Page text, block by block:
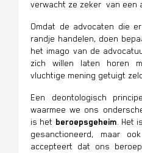
verwacht ze zeker van een
Omdat de advocaten die
randje handelen, doen
het imago van de
zich willen laten horen
vluchtige mening getuigt
Een deontologisch
waarmee we ons
is het beroepsgeheim. Het
gesanctioneerd, maar
accepteert dat ons